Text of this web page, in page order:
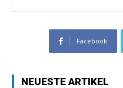
Facebook
NEUESTE ARTIKEL